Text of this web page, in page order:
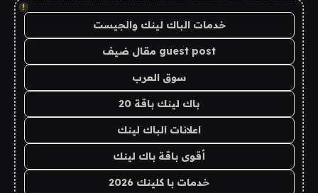
!
خدمات الباك لينك والجيست
guest post مقال ضيف
سوق العرب
باك لينك باقة 20
اعلانات الباك لينك
أقوى باقة باك لينك
خدمات با كلينك 2026